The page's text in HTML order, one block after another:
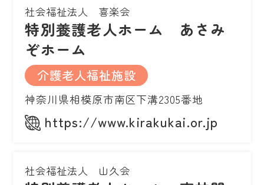
社会福祉法人 喜楽会
特別養護老人ホーム あさみ
ぞホーム
介護老人福祉施設
神奈川県相模原市南区下溝2305番地
https://www.kirakukai.or.jp
社会福祉法人 山久会